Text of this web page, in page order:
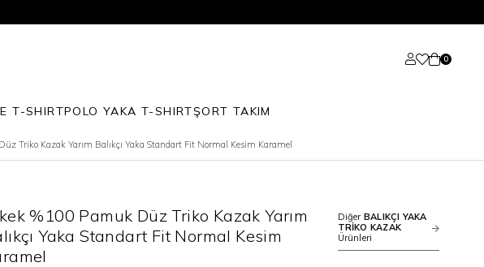
0
T-SHIRTPOLO YAKA T-SHIRTŞORT TAKIM
Triko Kazak Yarım Balıkçı Yaka Standart Fit Normal Kesim Karamel
%100 Pamuk Düz Triko Kazak Yarım
Yaka Standart Fit Normal Kesim
Diğer BALIKÇI YAKA
TRİKO KAZAK
Ürünleri